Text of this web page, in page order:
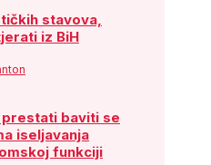
stavova,
iz BiH
baviti se
iseljavanja
funkciji